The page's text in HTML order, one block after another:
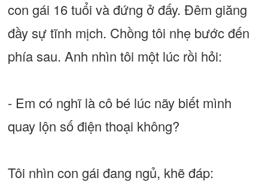
con gái 16 tuổi và đứng ở đấy. Đêm giăng
đầy sự tĩnh mịch. Chồng tôi nhẹ bước đến
phía sau. Anh nhìn tôi một lúc rồi hỏi:
- Em có nghĩ là cô bé lúc nãy biết mình
quay lộn số điện thoại không?
Tôi nhìn con gái đang ngủ, khẽ đáp: